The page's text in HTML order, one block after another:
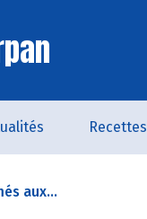
Recettes
aux...